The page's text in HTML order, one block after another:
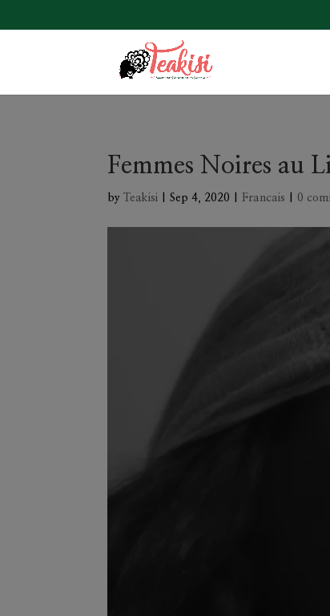
Femmes Noires au
by Teakisi |Sep 4, 2020 |Francais 0